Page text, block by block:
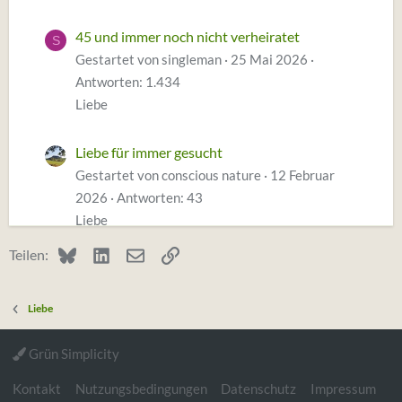
S 45 und immer noch nicht verheiratet
Gestartet von singleman
25 Mai 2026
Antworten: 1.434
Liebe
Liebe für immer gesucht
Gestartet von conscious nature
12 Februar
2026
Antworten: 43
Liebe
Vermisse ihn immer mehr, wie damit
Liebe
Teilen: BlueskyLinkedInE-MailLink
Liebe
Grün Simplicity
Kontakt Nutzungsbedingungen Datenschutz Impressum